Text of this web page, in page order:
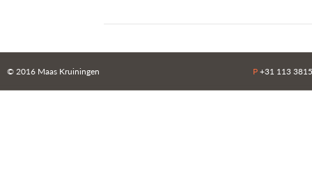
© 2016 Maas Kruiningen P +31 113